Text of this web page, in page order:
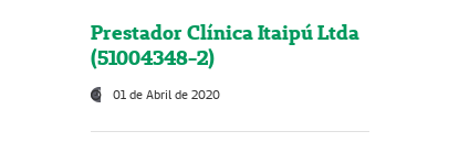
Prestador Clínica Itaipú Ltda
(51004348-2)
01 de Abril de 2020